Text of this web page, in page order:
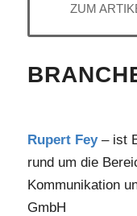
ZUM
Rupert Fey– ist
rund um die
Kommunikation
GmbH